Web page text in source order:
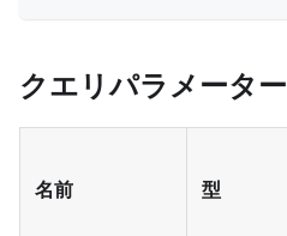
クエリパラメーター
名前 型